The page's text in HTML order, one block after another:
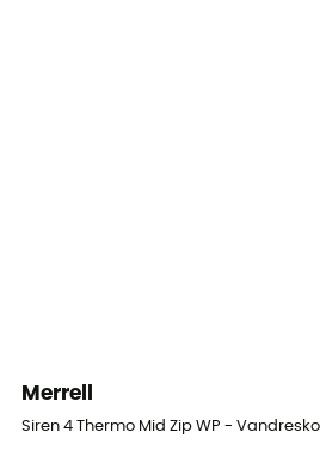
Merrell
Siren 4 Thermo Mid Zip WP -